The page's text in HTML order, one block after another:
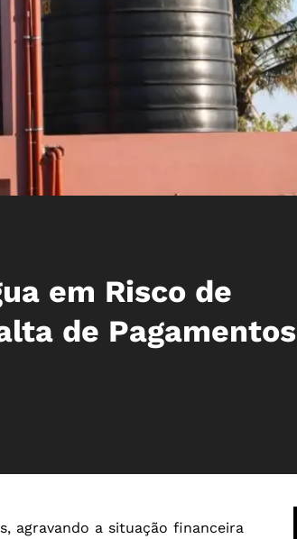
em Risco de
de Pagamentos
agravando a situação financeira